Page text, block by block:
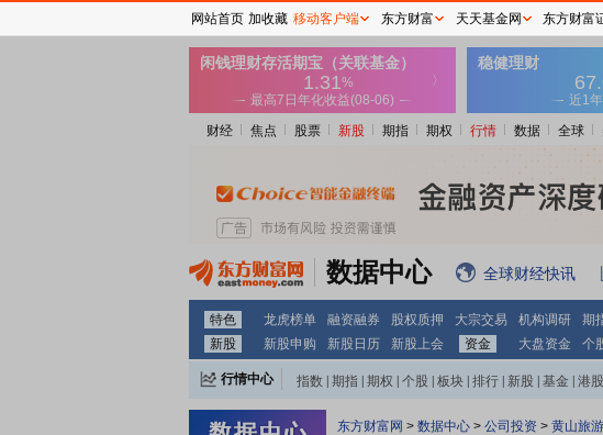
财经 焦点 股票 新股 期指 期权 行情 数据 全球
数据中心 全球财经快讯
特色 龙虎榜单 融资融券 股权质押 大宗交易 机构调研 期
新股
新股申购 新股日历 新股上会 资金 大盘资金 个
行情中心 指数 期指 期权 个股 板块 排行 新股 基金 港股
东方财富网 > 数据中心 > 公司投资 > 黄山旅游
网站首页 加收藏 移动客户端 东方财富 天天基金网 东方财富